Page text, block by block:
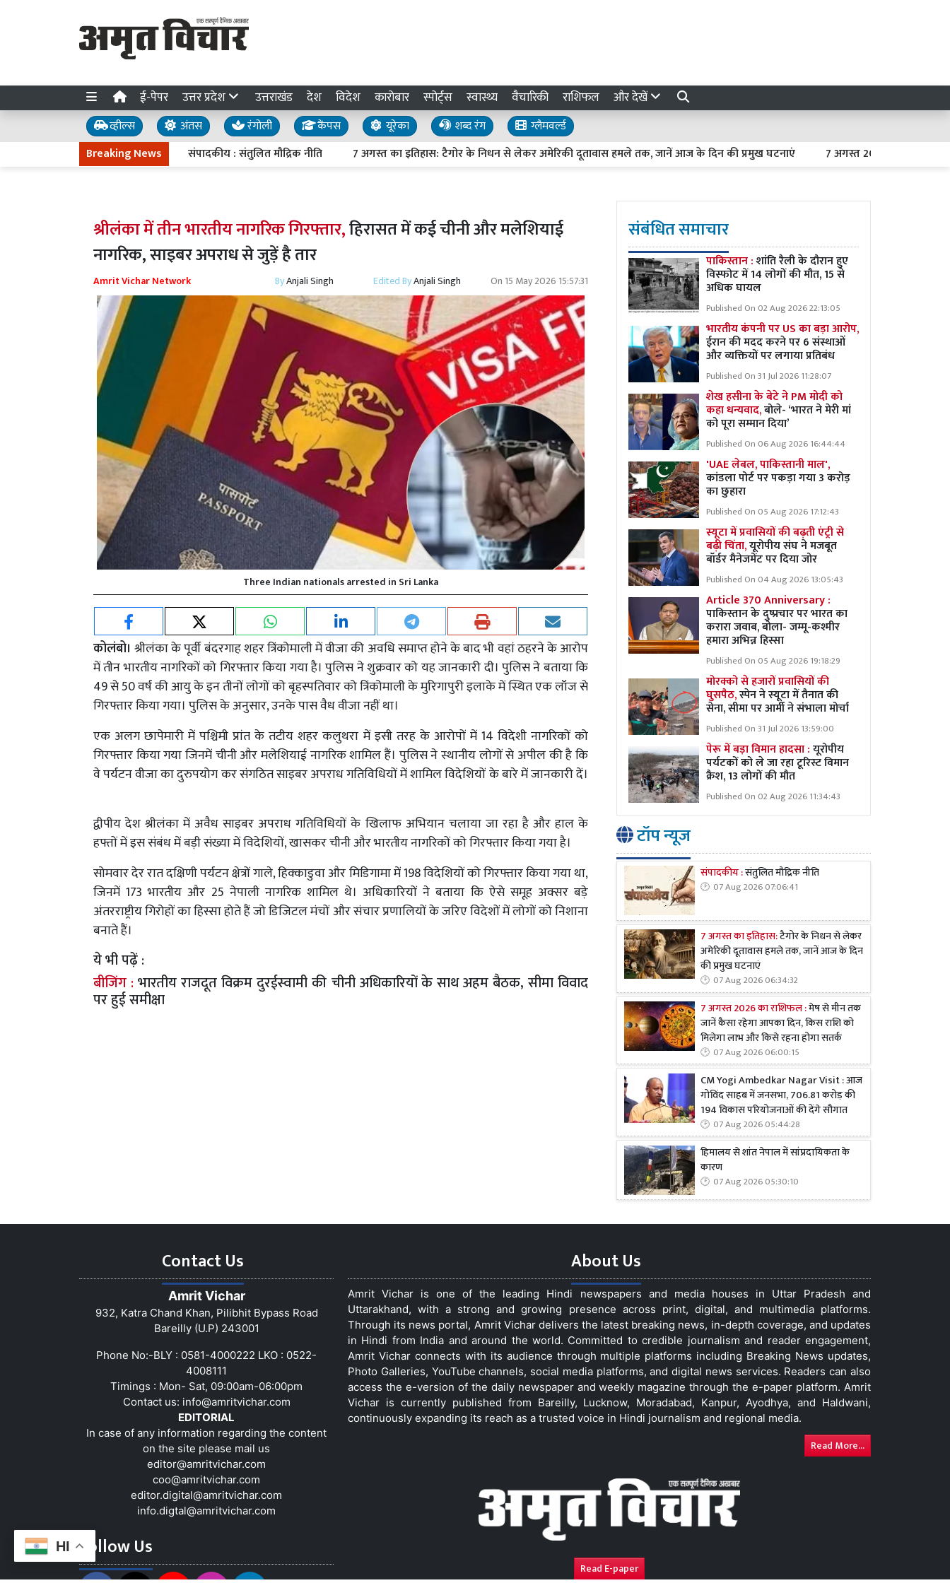
ई-पेपर उत्तर प्रदेश उत्तराखंड देश विदेश कारोबार स्पोर्ट्स स्वास्थ्य वैचारिकी राशिफल और देखें
व्हील्स अंतस रंगोली कैंपस यूरेका शब्द रंग
ग्लैमवर्ल्ड
Breaking Newsसंपादकीय : संतुलित मौद्रिक नीति 7 अगस्त का इतिहास: टैगोर के निधन से लेकर अमेरिकी दूतावास हमले तक, जानें आज के दिन की प्रमुख घटनाएं 7 अगस्त 2026 का राशिफल : मेष
HI
श्रीलंका में तीन भारतीय नागरिक गिरफ्तार,हिरासत में कई चीनी और मलेशियाई
नागरिक, साइबर अपराध से जुड़ें है तार
Amrit Vichar Network ByAnjali Singh Edited ByAnjali Singh On 15 May 2026 15:57:31
Three Indian nationals arrested in Sri Lanka
कोलंबो।श्रीलंका के पूर्वी बंदरगाह शहर त्रिंकोमाली में वीजा की अवधि समाप्त होने के बाद भी वहां ठहरने के आरोप
में तीन भारतीय नागरिकों को गिरफ्तार किया गया है। पुलिस ने शुक्रवार को यह जानकारी दी। पुलिस ने बताया कि
49 से 50 वर्ष की आयु के इन तीनों लोगों को बृहस्पतिवार को त्रिंकोमाली के मुरिगापुरी इलाके में स्थित एक लॉज से
गिरफ्तार किया गया। पुलिस के अनुसार, उनके पास वैध वीजा नहीं था।
एक अलग छापेमारी में पश्चिमी प्रांत के तटीय शहर कलुथरा में इसी तरह के आरोपों में 14 विदेशी नागरिकों को
गिरफ्तार किया गया जिनमें चीनी और मलेशियाई नागरिक शामिल हैं। पुलिस ने स्थानीय लोगों से अपील की है कि
वे पर्यटन वीजा का दुरुपयोग कर संगठित साइबर अपराध गतिविधियों में शामिल विदेशियों के बारे में जानकारी दें।
द्वीपीय देश श्रीलंका में अवैध साइबर अपराध गतिविधियों के खिलाफ अभियान चलाया जा रहा है और हाल के
हफ्तों में इस संबंध में बड़ी संख्या में विदेशियों, खासकर चीनी और भारतीय नागरिकों को गिरफ्तार किया गया है।
सोमवार देर रात दक्षिणी पर्यटन क्षेत्रों गाले, हिक्काडुवा और मिडिगामा में 198 विदेशियों को गिरफ्तार किया गया था,
जिनमें 173 भारतीय और 25 नेपाली नागरिक शामिल थे। अधिकारियों ने बताया कि ऐसे समूह अक्सर बड़े
अंतरराष्ट्रीय गिरोहों का हिस्सा होते हैं जो डिजिटल मंचों और संचार प्रणालियों के जरिए विदेशों में लोगों को निशाना
बनाते हैं।
ये भी पढ़ें :
बीजिंग :भारतीय राजदूत विक्रम दुरईस्वामी की चीनी अधिकारियों के साथ अहम बैठक, सीमा विवाद
पर हुई समीक्षा
संबंधित समाचार
पाकिस्तान :शांति रैली के दौरान हुए
विस्फोट में 14 लोगों की मौत, 15 से
अधिक घायल
Published On 02 Aug 2026 22:13:05
भारतीय कंपनी पर US का बड़ा आरोप,
ईरान की मदद करने पर 6 संस्थाओं
और व्यक्तियों पर लगाया प्रतिबंध
Published On 31 Jul 2026 11:28:07
शेख हसीना के बेटे ने PM मोदी को
कहा धन्यवाद,बोले- ‘भारत ने मेरी मां
को पूरा सम्मान दिया’
Published On 06 Aug 2026 16:44:44
'UAE लेबल, पाकिस्तानी माल',
कांडला पोर्ट पर पकड़ा गया 3 करोड़
का छुहारा
Published On 05 Aug 2026 17:12:43
स्यूटा में प्रवासियों की बढ़ती एंट्री से
बढ़ी चिंता,यूरोपीय संघ ने मजबूत
बॉर्डर मैनेजमेंट पर दिया जोर
Published On 04 Aug 2026 13:05:43
Article 370 Anniversary :
पाकिस्तान के दुष्प्रचार पर भारत का
करारा जवाब, बोला- जम्मू-कश्मीर
हमारा अभिन्न हिस्सा
Published On 05 Aug 2026 19:18:29
मोरक्को से हजारों प्रवासियों की
घुसपैठ,स्पेन ने स्यूटा में तैनात की
सेना, सीमा पर आर्मी ने संभाला मोर्चा
Published On 31 Jul 2026 13:59:00
पेरू में बड़ा विमान हादसा :यूरोपीय
पर्यटकों को ले जा रहा टूरिस्ट विमान
क्रैश, 13 लोगों की मौत
Published On 02 Aug 2026 11:34:43
टॉप न्यूज
संपादकीय :संतुलित मौद्रिक नीति
07 Aug 2026 07:06:41
7 अगस्त का इतिहास:टैगोर के निधन से लेकर
अमेरिकी दूतावास हमले तक, जानें आज के दिन
की प्रमुख घटनाएं
07 Aug 2026 06:34:32
7 अगस्त 2026 का राशिफल :मेष से मीन तक
जानें कैसा रहेगा आपका दिन, किस राशि को
मिलेगा लाभ और किसे रहना होगा सतर्क
07 Aug 2026 06:00:15
CM Yogi Ambedkar Nagar Visit : आज
गोविंद साहब में जनसभा, 706.81 करोड़ की
194 विकास परियोजनाओं की देंगे सौगात
07 Aug 2026 05:44:28
हिमालय से शांत नेपाल में सांप्रदायिकता के
कारण
07 Aug 2026 05:30:10
Contact Us
Amrit Vichar
932, Katra Chand Khan, Pilibhit Bypass Road
Bareilly (U.P) 243001
Phone No:-BLY : 0581-4000222 LKO : 0522-
4008111
Timings : Mon- Sat, 09:00am-06:00pm
Contact us: info@amritvichar.com
EDITORIAL
In case of any information regarding the content
on the site please mail us
editor@amritvichar.com
coo@amritvichar.com
editor.digital@amritvichar.com
info.digtal@amritvichar.com
Follow Us
About Us
Amrit Vichar is one of the leading Hindi newspapers and media houses in Uttar Pradesh and
Uttarakhand, with a strong and growing presence across print, digital, and multimedia platforms.
Through its news portal, Amrit Vichar delivers the latest breaking news, in-depth coverage, and updates
in Hindi from India and around the world. Committed to credible journalism and reader engagement,
Amrit Vichar connects with its audience through multiple platforms including Breaking News updates,
Photo Galleries, YouTube channels, social media platforms, and digital news services. Readers can also
access the e-version of the daily newspaper and weekly magazine through the e-paper platform. Amrit
Vichar is currently published from Bareilly, Lucknow, Moradabad, Kanpur, Ayodhya, and Haldwani,
continuously expanding its reach as a trusted voice in Hindi journalism and regional media.
Read More...
Read E-paper